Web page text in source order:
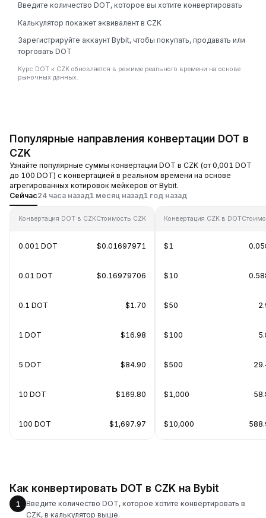
Введите количество DOT, которое вы хотите конвертировать
Калькулятор покажет эквивалент в CZK
Зарегистрируйте аккаунт Bybit, чтобы покупать, продавать или
торговать DOT
Курс DOT к CZK обновляется в режиме реального времени на основе
рыночных данных.
Популярные направления конвертации DOT в
CZK
Узнайте популярные суммы конвертации DOT в CZK (от 0,001 DOT
до 100 DOT) с конвертацией в реальном времени на основе
агрегированных котировок мейкеров от Bybit.
Сейчас24 часа назад1 месяц назад1 год назад
Конвертация DOT в CZKСтоимость CZK
0.001 DOT $0.01697971
0.01 DOT $0.16979706
0.1 DOT $1.70
1 DOT $16.98
5 DOT $84.90
10 DOT $169.80
100 DOT $1,697.97
Конвертация CZK в DOT
$1
$10
$50
$100
$500
$1,000
$10,000
Как конвертировать DOT в CZK на Bybit
1
Введите количество DOT, которое хотите конвертировать в
CZK, в калькулятор выше.